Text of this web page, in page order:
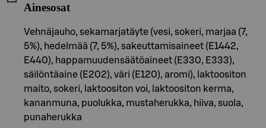
Ainesosat
Vehnäjauho, sekamarjatäyte (vesi, sokeri, marjaa (7,
5%), hedelmää (7, 5%), sakeuttamisaineet (E1442,
E440), happamuudensäätöaineet (E330, E333),
säilöntäaine (E202), väri (E120), aromi), laktoositon
maito, sokeri, laktoositon voi, laktoositon kerma,
kananmuna, puolukka, mustaherukka, hiiva, suola,
punaherukka